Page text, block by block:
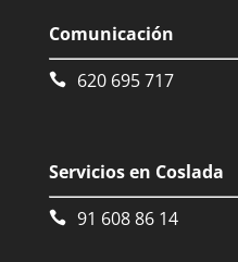
Comunicación
620 695 717
Servicios en Coslada
91 608 86 14